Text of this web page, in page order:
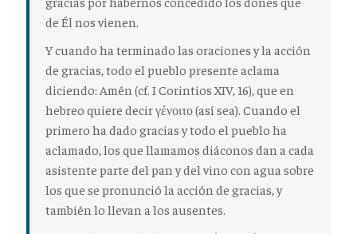
de Él nos vienen.
Y cuando ha terminado las oraciones y la acción
de gracias, todo el pueblo presente aclama
diciendo: Amén (cf. I Corintios XIV, 16), que en
hebreo quiere decir γένοιτο (así sea). Cuando el
primero ha dado gracias y todo el pueblo ha
aclamado, los que llamamos diáconos dan a cada
asistente parte del pan y del vino con agua sobre
los que se pronunció la acción de gracias, y
también lo llevan a los ausentes.